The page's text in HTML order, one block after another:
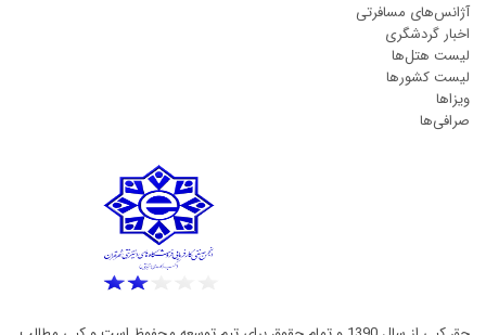
آژانس‌های مسافرتی
اخبار گردشگری
لیست هتل‌ها
لیست کشورها
ویزاها
صرافی‌ها